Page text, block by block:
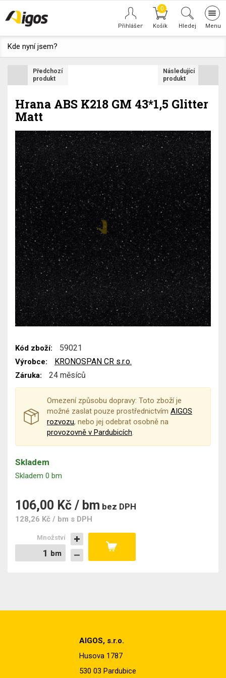
0
Hledej
Kde nyní jsem?
Předchozí
produkt
Následující
produkt
Hrana ABS K218 GM 43*1,5 Glitter
Matt
Kód zboží: 59021
Výrobce: KRONOSPAN CR s.r.o.
Záruka: 24 měsíců
Omezení způsobu dopravy: Toto zboží je
možné zaslat pouze prostřednictvím AIGOS
rozvozu, nebo jej odebrat osobně na
provozovně v Pardubicích.
Skladem
Skladem 0 bm
106,00 Kč / bm bez DPH
128,26 Kč / bm s DPH
bm
bm
Množství
AIGOS, s.r.o.
Husova 1787
530 03 Pardubice